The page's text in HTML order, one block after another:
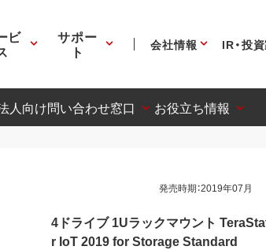
ビ サポー
ト 会社情報 IR・投
人向け問い合わせ窓口 お役立ち情報
発売時期：2019年07月
4ドライブ 1Uラックマウント
r IoT 2019 for Storage Standard